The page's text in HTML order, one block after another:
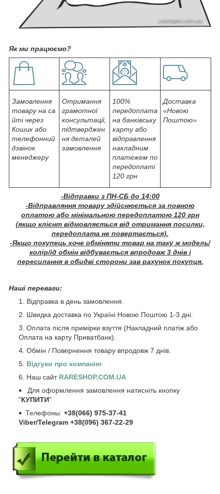
Як ми працюємо?
Замовлення
товару на са
йті через
Кошик або
телефонний
дзвінок
менеджеру
Отримання
грамотної
консультації,
підтверджен
ня деталей
замовлення
100%
передоплата
на банківську
карту або
відправлення
накладним
платежем по
передоплаті
120 грн
Доставка
«Новою
Поштою»
-Відправки з ПН-СБ до 14:00
-Відправляння товару здійснюється за повною
оплатою або мінімальною передоплатою 120 грн
(якщо клієнт відмовляється від отримання посилки,
передоплата не повертається).
-Якщо покупець хоче обміняти товар на таку ж модель/
колір/ід обмін відбувається впродовж 3 днів і
пересилання в обидві сторони зав рахунок покупця.
Наші переваги:
Відправка в день замовлення.
Швидка доставка по Україні Новою Поштою 1-3 дні.
Оплата після примірки взуття (Накладний платіж або
Оплата на карту Приватбанк).
Обмін / Повернення товару впродовж 7 днів.
Відгуки про компанію
Наш сайт RARESHOP.COM.UA
Для оформлення замовлення натисніть кнопку
"КУПИТИ"
Телефоны: +38(066) 975-37-41
Viber/Telegram +38(096) 367-22-29